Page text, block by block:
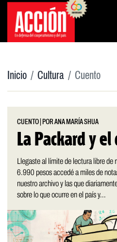
Saltar
contenido
Inicio Cultura Cuento
CUENTO POR ANA MARÍA SHUA
La Packard y
Llegaste al límite de lectura libre
6.990 pesos accedé a miles de
nuestro archivo y las que
sobre lo que ocurre en el país y...